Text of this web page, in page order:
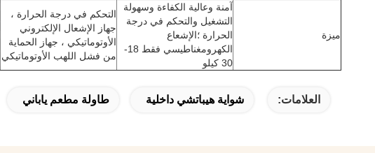
ميزة
آمنة وعالية الكفاءة وسهولة
التشغيل والتحكم في درجة
الحرارة ؛الإشعاع
الكهرومغناطيسي فقط 18-
30 كيلو
التحكم في درجة الحرارة ،
جهاز الإشعال الإلكتروني
الأوتوماتيكي ، جهاز الحماية
من فشل اللهب الأوتوماتيكي
العلامات: شواية هيباتشي داخلية طاولة مطعم ياباني